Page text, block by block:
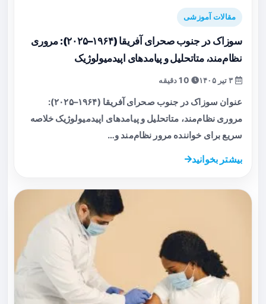
مقالات آموزشی
سوزاک در جنوب صحرای آفریقا (۱۹۶۴–۲۰۲۵): مروری
نظام‌مند، متا‌تحلیل و پیامدهای اپیدمیولوژیک
عنوان سوزاک در جنوب صحرای آفریقا (۱۹۶۴–۲۰۲۵):
مروری نظام‌مند، متا‌تحلیل و پیامدهای اپیدمیولوژیک خلاصه
سریع برای خواننده مرور نظام‌مند و…
بیشتر بخوانید